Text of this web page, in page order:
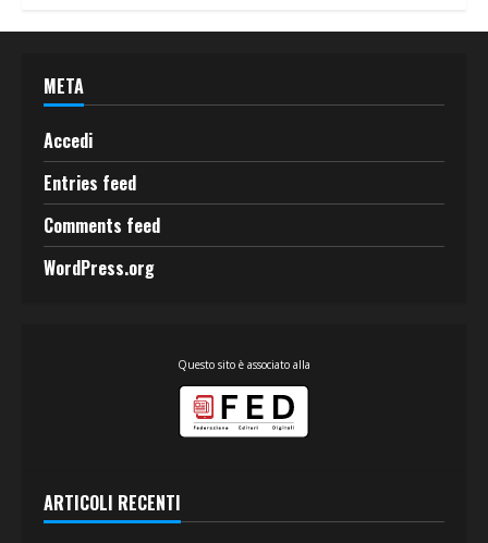
META
Accedi
Entries feed
Comments feed
WordPress.org
Questo sito è associato alla
ARTICOLI RECENTI